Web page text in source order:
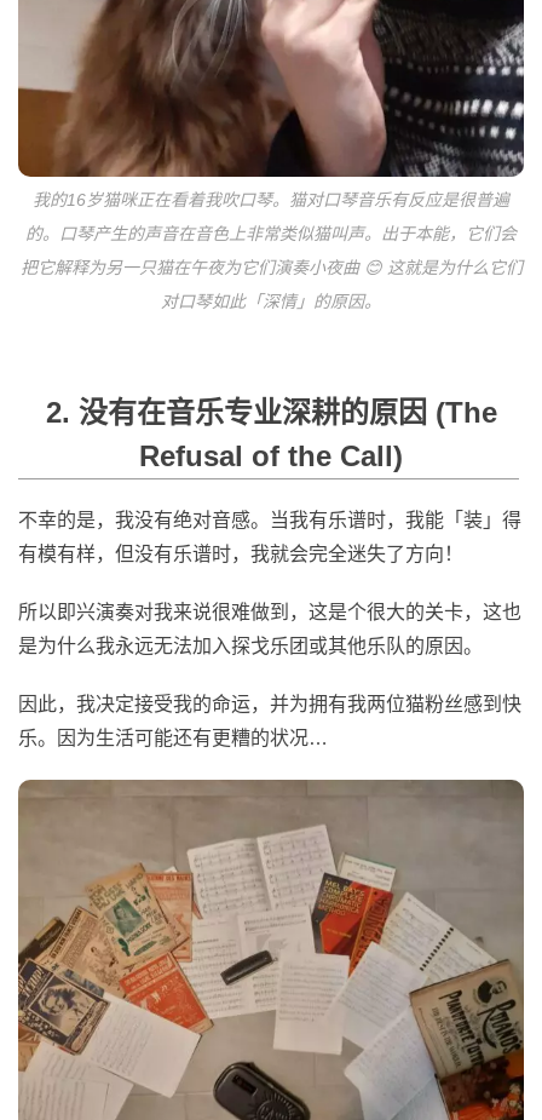
我的16岁猫咪正在看着我吹口琴。猫对口琴音乐有反应是很普遍
的。口琴产生的声音在音色上非常类似猫叫声。出于本能，它们会
把它解释为另一只猫在午夜为它们演奏小夜曲 😊 这就是为什么它们
对口琴如此「深情」的原因。
2. 没有在音乐专业深耕的原因 (The
Refusal of the Call)
不幸的是，我没有绝对音感。当我有乐谱时，我能「装」得
有模有样，但没有乐谱时，我就会完全迷失了方向！
所以即兴演奏对我来说很难做到，这是个很大的关卡，这也
是为什么我永远无法加入探戈乐团或其他乐队的原因。
因此，我决定接受我的命运，并为拥有我两位猫粉丝感到快
乐。因为生活可能还有更糟的状况…